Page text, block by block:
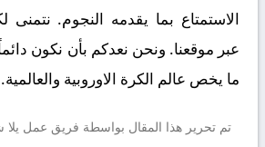
الاستمتاع بما يقدمه النجوم.
عبر موقعنا. ونحن نعدكم بأن نكون
ما يخص عالم الكرة الاوروبية والعالمية.
تم تحرير هذا المقال بواسطة فريق عمل